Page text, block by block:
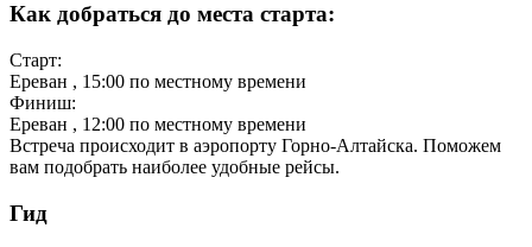
Как добраться до места старта:
Старт:
Ереван , 15:00 по местному времени
Финиш:
Ереван , 12:00 по местному времени
Встреча происходит в аэропорту Горно-Алтайска. Поможем
вам подобрать наиболее удобные рейсы.
Гид